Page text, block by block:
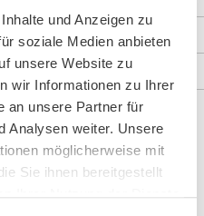
und Anzeigen zu
soziale Medien anbieten
unsere Website zu
wir Informationen zu Ihrer
an unsere Partner für
Analysen weiter. Unsere
möglicherweise mit
Sie ihnen bereitgestellt